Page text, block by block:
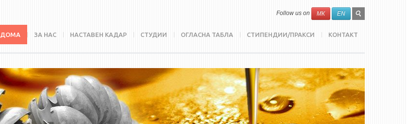
SEARCH
FORM
Search
Follow us on МК EN
ДОМА ЗА НАС НАСТАВЕН КАДАР СТУДИИ ОГЛАСНА ТАБЛА СТИПЕНДИИ/ПРАКСИ КОНТАКТ